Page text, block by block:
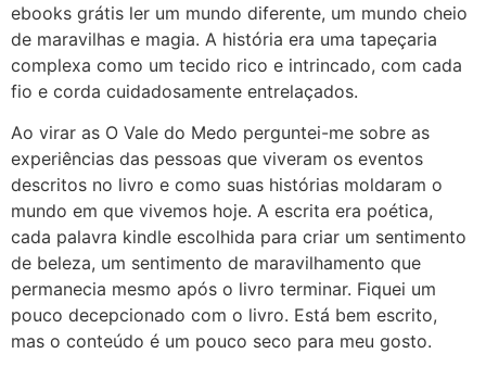
ebooks grátis ler um mundo diferente, um mundo cheio
de maravilhas e magia. A história era uma tapeçaria
complexa como um tecido rico e intrincado, com cada
fio e corda cuidadosamente entrelaçados.
Ao virar as O Vale do Medo perguntei-me sobre as
experiências das pessoas que viveram os eventos
descritos no livro e como suas histórias moldaram o
mundo em que vivemos hoje. A escrita era poética,
cada palavra kindle escolhida para criar um sentimento
de beleza, um sentimento de maravilhamento que
permanecia mesmo após o livro terminar. Fiquei um
pouco decepcionado com o livro. Está bem escrito,
mas o conteúdo é um pouco seco para meu gosto.